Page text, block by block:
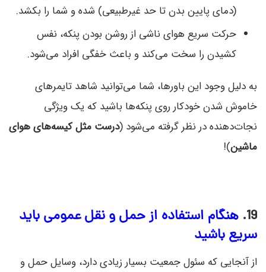
(دمای پایین بدن تا حد غیرطبیعی) شده و شما را بکشد.
حرکت سریع هوای ناشی از روشن بودن پنکه، نفس
کشیدن را سخت می‌کند و باعث خفگی افراد می‌شود.
به دلیل وجود این باورها، شما می‌توانید شاهد تایمرهای
خاموش شدن خودکار روی پنکه‌ها باشید که یک ویژگی
نجات‌دهنده در نظر گرفته می‌شود (درست مثل کیسه‌های هوای
ماشین)!
19. هنگام استفاده از حمل و نقل عمومی باید
سریع باشید
از آنجایی که سئول جمعیت بسیار زیادی دارد، وسایل حمل‌ و